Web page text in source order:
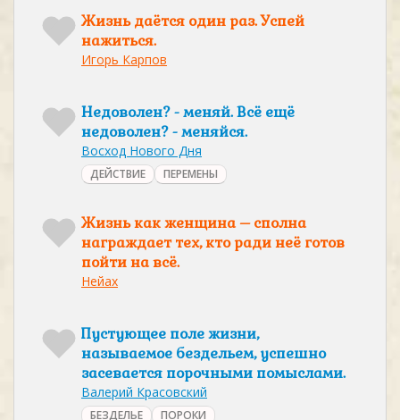
Жизнь даётся один раз. Успей
нажиться.
Игорь Карпов
Недоволен? - меняй. Всё ещё
недоволен? - меняйся.
Восход Нового Дня
ДЕЙСТВИЕ ПЕРЕМЕНЫ
Жизнь как женщина – сполна
награждает тех, кто ради неё готов
пойти на всё.
Нейах
Пустующее поле жизни,
называемое бездельем, успешно
засевается порочными помыслами.
Валерий Красовский
БЕЗДЕЛЬЕ ПОРОКИ